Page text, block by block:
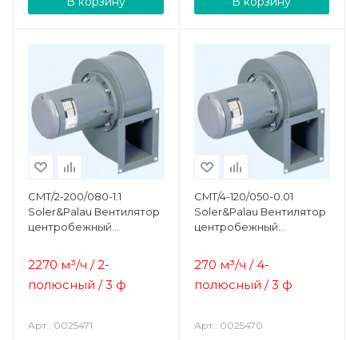
CMT/2-200/080-1.1
Soler&Palau Вентилятор
центробежный
2270 м³/ч / 2-
полюсный / 3 ф
Арт.: 0025471
CMT/4-120/050-0.01
Soler&Palau Вентилятор
центробежный
270 м³/ч / 4-
полюсный / 3 ф
Арт.: 0025470